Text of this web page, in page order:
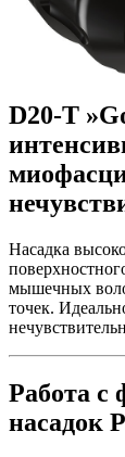
D20-T
Насадка
мышечных
точек.
Работа
насадок